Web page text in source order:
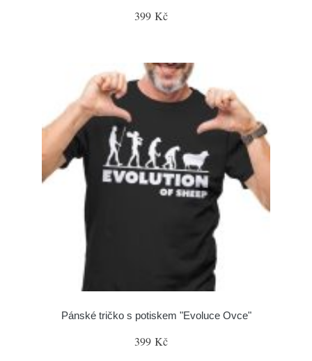
399 Kč
Pánské tričko s potiskem "Evoluce Ovce"
399 Kč